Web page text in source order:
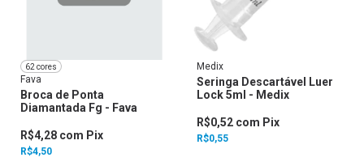
62 cores
Fava
Broca de Ponta
Diamantada Fg - Fava
R$4,50
R$4,28 com Pix
Medix
Seringa Descartável Luer
Lock 5ml - Medix
R$0,55
R$0,52 com Pix